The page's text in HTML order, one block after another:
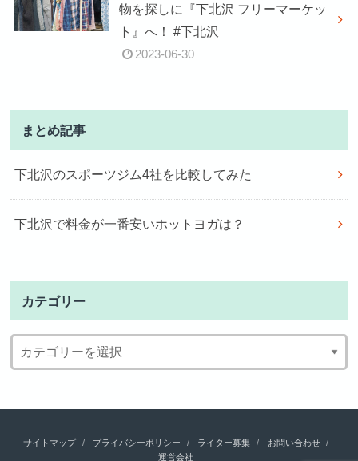
物を探しに『下北沢 フリーマーケッ
ト』へ！ #下北沢
2023-06-30
まとめ記事
下北沢のスポーツジム4社を比較してみた
下北沢で料金が一番安いホットヨガは？
カテゴリー
サイトマップ プライバシーポリシー ライター募集
お問い合わせ
運営会社